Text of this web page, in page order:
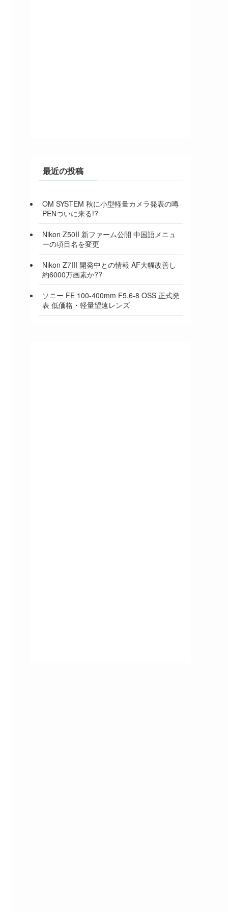
最近の投稿
OM SYSTEM 秋に小型軽量カメラ発表の噂
PENついに来る!?
Nikon Z50II 新ファーム公開 中国語メニュ
ーの項目名を変更
Nikon Z7III 開発中との情報 AF大幅改善し
約6000万画素か??
ソニー FE 100-400mm F5.6-8 OSS 正式発
表 低価格・軽量望遠レンズ